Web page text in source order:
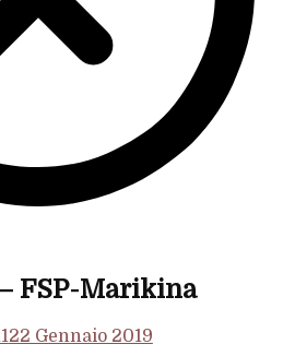
FSP-Marikina
22 Gennaio 2019